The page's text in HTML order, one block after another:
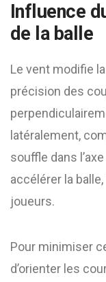
Influence
de la balle
Le vent modifie
précision des
latéralement,
souffle dans
accélérer la
joueurs.
Pour minimiser
d’orienter les